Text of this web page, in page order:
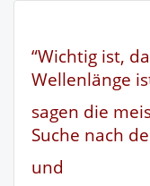
“Wichtig ist,
Wellenlänge
sagen die
Suche nach
und